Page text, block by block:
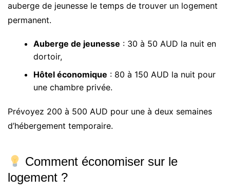
auberge de jeunesse le temps de trouver un logement
permanent.
Auberge de jeunesse : 30 à 50 AUD la nuit en
dortoir,
Hôtel économique : 80 à 150 AUD la nuit pour
une chambre privée.
Prévoyez 200 à 500 AUD pour une à deux semaines
d’hébergement temporaire.
Comment économiser sur le
logement ?